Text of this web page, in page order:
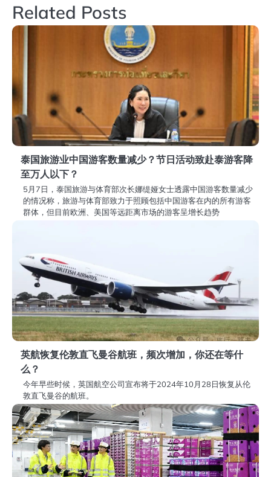
航
Related Posts
泰国旅游业中国游客数量减少？节日活动致赴泰游客降
至万人以下？
5月7日，泰国旅游与体育部次长娜缇娅女士透露中国游客数量减少
的情况称，旅游与体育部致力于照顾包括中国游客在内的所有游客
群体，但目前欧洲、美国等远距离市场的游客呈增长趋势
英航恢复伦敦直飞曼谷航班，频次增加，你还在等什
么？
今年早些时候，英国航空公司宣布将于2024年10月28日恢复从伦
敦直飞曼谷的航班。